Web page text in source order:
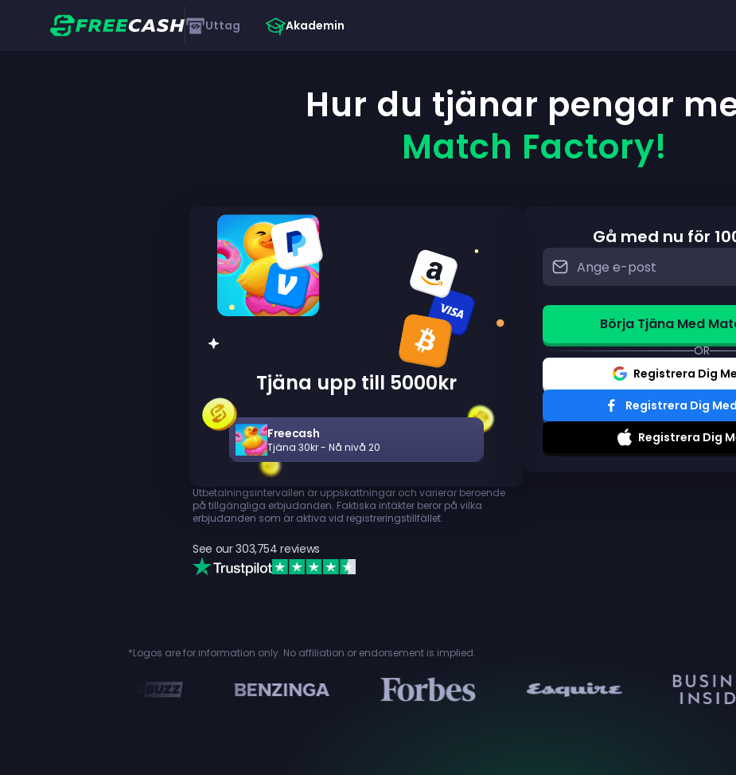
Uttag Akademin
Hur du tjänar pengar
Match Factory!
Tjäna upp till 5000kr
Freecash
Tjäna 30kr - Nå nivå 20
Utbetalningsintervallen är uppskattningar och varierar beroende
på tillgängliga erbjudanden. Faktiska intäkter beror på vilka
erbjudanden som är aktiva vid registreringstillfället.
See our303,754 reviews
Gå med nu för
Börja Tjäna Med
OR
Registrera Dig
Registrera Dig
Registrera Dig
*Logos are for information only. No affiliation or endorsement is implied.